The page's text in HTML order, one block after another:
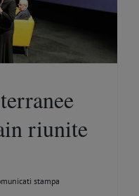
riunite
stampa